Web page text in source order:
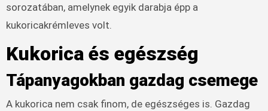
sorozatában, amelynek egyik darabja épp a
kukoricakrémleves volt.
Kukorica és egészség
Tápanyagokban gazdag csemege
A kukorica nem csak finom, de egészséges is. Gazdag